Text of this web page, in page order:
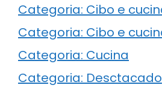
Categoria: Cibo e
Categoria: Cibo e
Categoria: Cucina
Categoria: Desctacado